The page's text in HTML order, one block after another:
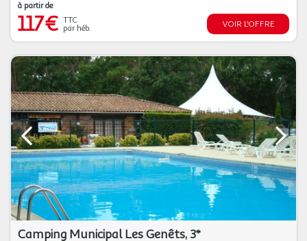
à partir de
117€ TTC
par héb.
VOIR L'OFFRE
Camping Municipal Les Genêts, 3*